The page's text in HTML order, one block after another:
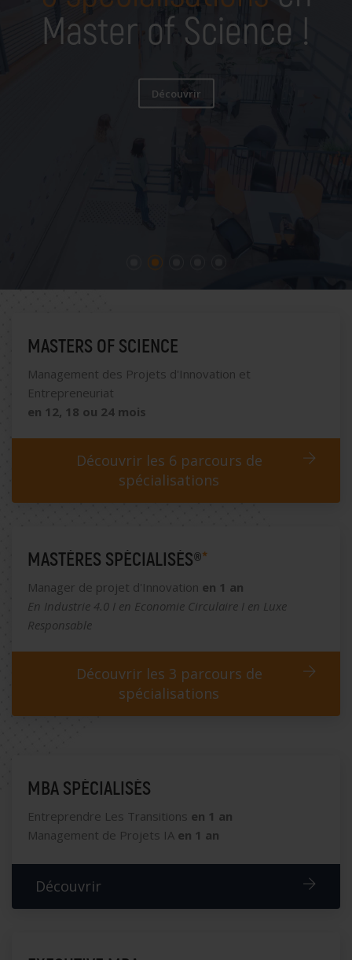
Master of Science !
Découvrir
MASTERS OF SCIENCE
Management des Projets d'Innovation et
Entrepreneuriat
en 12, 18 ou 24 mois
Découvrir les 6 parcours de
spécialisations
MASTÈRES SPÉCIALISÉS®*
Manager de projet d'Innovation en 1 an
En Industrie 4.0 I en Economie Circulaire I en Luxe
Responsable
Découvrir les 3 parcours de
spécialisations
MBA SPÉCIALISÉS
Entreprendre Les Transitions en 1 an
Management de Projets IA en 1 an
Découvrir